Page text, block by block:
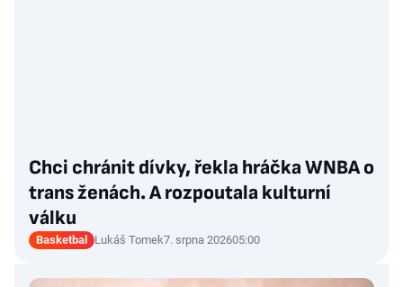
Chci chránit dívky, řekla hráčka WNBA o
trans ženách. A rozpoutala kulturní
válku
Basketbal Lukáš Tomek7. srpna 202605:00